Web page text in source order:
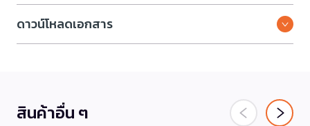
ดาวน์โหลดเอกสาร
สินค้าอื่น ๆ